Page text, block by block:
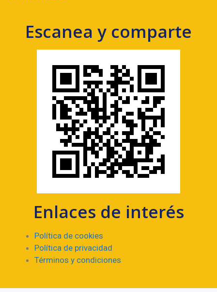
Escanea y comparte
Enlaces de interés
Política de cookies
Política de privacidad
Términos y condiciones